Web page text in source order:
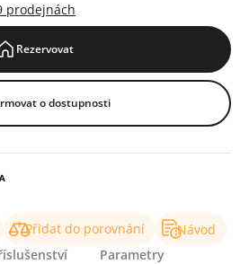
prodejnách
Rezervovat
o dostupnosti
Přidat do porovnání
Návod
Parametry